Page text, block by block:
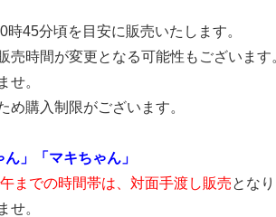
45分頃を目安に販売いたします。
時間が変更となる可能性もございます
せ。
め購入制限がございます。
」「マキちゃん」
までの時間帯は、対面手渡し販売とな
せ。